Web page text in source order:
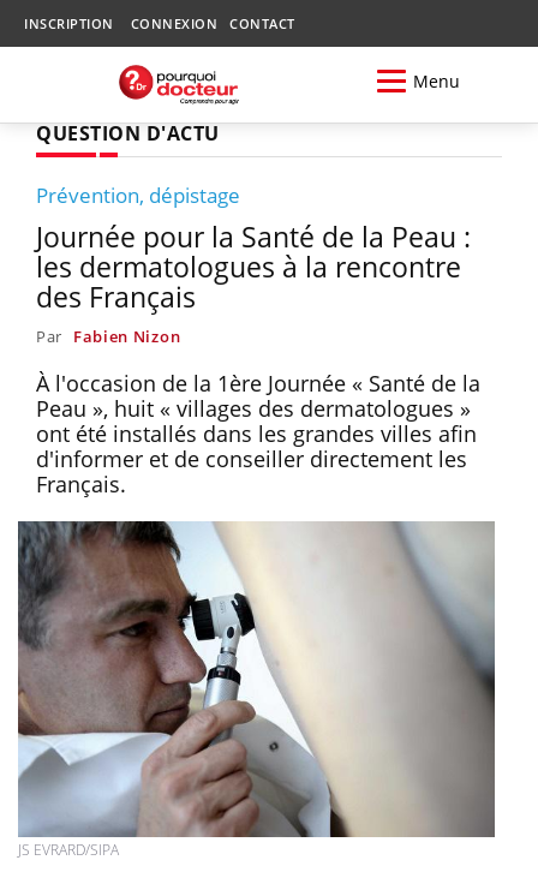
INSCRIPTION CONNEXION CONTACT
Menu
QUESTION D'ACTU
Prévention, dépistage
Journée pour la Santé de la Peau :
les dermatologues à la rencontre
des Français
Par Fabien Nizon
À l'occasion de la 1ère Journée « Santé de la
Peau », huit « villages des dermatologues »
ont été installés dans les grandes villes afin
d'informer et de conseiller directement les
Français.
JS EVRARD/SIPA